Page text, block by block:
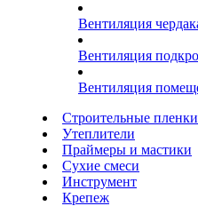
Вентиляция
Вентиляция
Вентиляция
Строительные
Утеплители
Праймеры и мастики
Сухие смеси
Инструмент
Крепеж